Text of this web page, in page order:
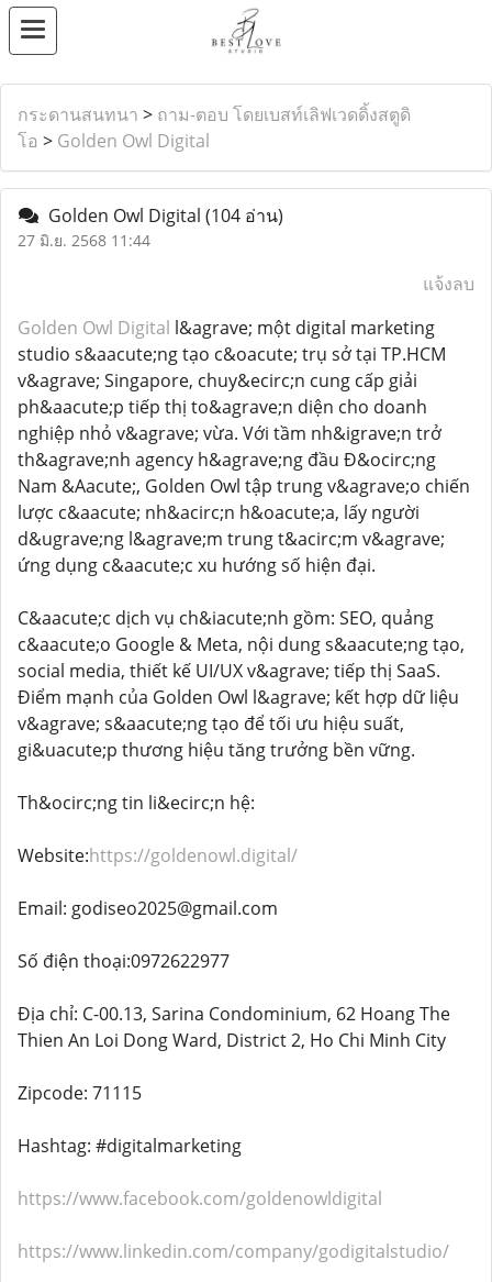
กระดานสนทนา > ถาม-ตอบ โดยเบสท์เลิฟเวดดิ้งสตูดิ
โอ > Golden Owl Digital
Golden Owl Digital (104 อ่าน)
27 มิ.ย. 2568 11:44
แจ้งลบ
Golden Owl Digital l&agrave; một digital marketing
studio s&aacute;ng tạo c&oacute; trụ sở tại TP.HCM
v&agrave; Singapore, chuy&ecirc;n cung cấp giải
ph&aacute;p tiếp thị to&agrave;n diện cho doanh
nghiệp nhỏ v&agrave; vừa. Với tầm nh&igrave;n trở
th&agrave;nh agency h&agrave;ng đầu Đ&ocirc;ng
Nam &Aacute;, Golden Owl tập trung v&agrave;o chiến
lược c&aacute; nh&acirc;n h&oacute;a, lấy người
d&ugrave;ng l&agrave;m trung t&acirc;m v&agrave;
ứng dụng c&aacute;c xu hướng số hiện đại.
C&aacute;c dịch vụ ch&iacute;nh gồm: SEO, quảng
c&aacute;o Google & Meta, nội dung s&aacute;ng tạo,
social media, thiết kế UI/UX v&agrave; tiếp thị SaaS.
Điểm mạnh của Golden Owl l&agrave; kết hợp dữ liệu
v&agrave; s&aacute;ng tạo để tối ưu hiệu suất,
gi&uacute;p thương hiệu tăng trưởng bền vững.
Th&ocirc;ng tin li&ecirc;n hệ:
Website:https://goldenowl.digital/
Email: godiseo2025@gmail.com
Số điện thoại:0972622977
Địa chỉ: C-00.13, Sarina Condominium, 62 Hoang The
Thien An Loi Dong Ward, District 2, Ho Chi Minh City
Zipcode: 71115
Hashtag: #digitalmarketing
https://www.facebook.com/goldenowldigital
https://www.linkedin.com/company/godigitalstudio/